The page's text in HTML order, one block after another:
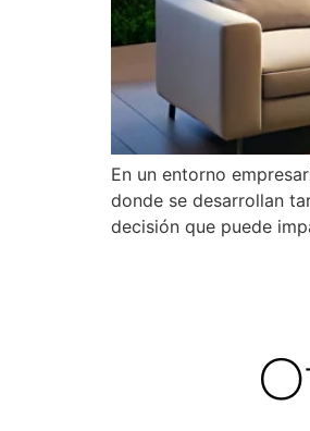
En un entorno
donde se desarrollan
decisión que puede